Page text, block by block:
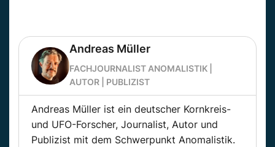
Andreas Müller
FACHJOURNALIST ANOMALISTIK |
AUTOR | PUBLIZIST
Andreas Müller ist ein deutscher Kornkreis-
und UFO-Forscher, Journalist, Autor und
Publizist mit dem Schwerpunkt Anomalistik.